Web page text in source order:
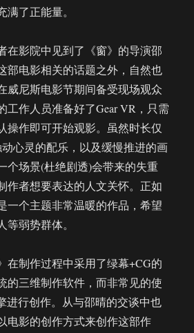
了正能量。
在影院中见到了《窗》的导演邵
部电影相关的话题之外，自然也
威尼斯电影节期间备受现场观众
工作人员准备好了Gear VR，只需
操作即可开始观影。虽然时长仅
心灵的配乐，以及缓慢推进的画
个场景(杜绝剧透)会带来的失重
作者想要表达的人文关怀。正如
一个主题非常温暖的作品，希望
弱势群体。
在制作过程中采用了绿幕+CG的
的三维制作软件，而非常见的使
进行创作。从与邵晴的交谈中也
电影的创作方式来创作这部作